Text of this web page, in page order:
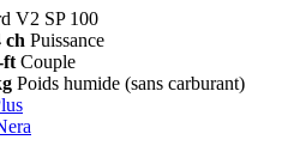
V2 SP 100
ch Puissance
ft Couple
Poids humide (sans carburant)